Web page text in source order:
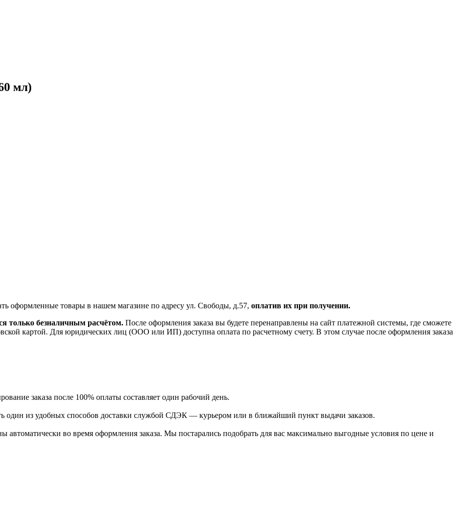
мл)
оформленные товары в нашем магазине по адресу ул. Свободы, д.57, оплатив их при получении.
только безналичным расчётом. После оформления заказа вы будете перенаправлены на сайт платежной системы, где сможете
картой. Для юридических лиц (ООО или ИП) доступна оплата по расчетному счету. В этом случае после оформления заказа
заказа после 100% оплаты составляет один рабочий день.
один из удобных способов доставки службой СДЭК — курьером или в ближайший пункт выдачи заказов.
автоматически во время оформления заказа. Мы постарались подобрать для вас максимально выгодные условия по цене и